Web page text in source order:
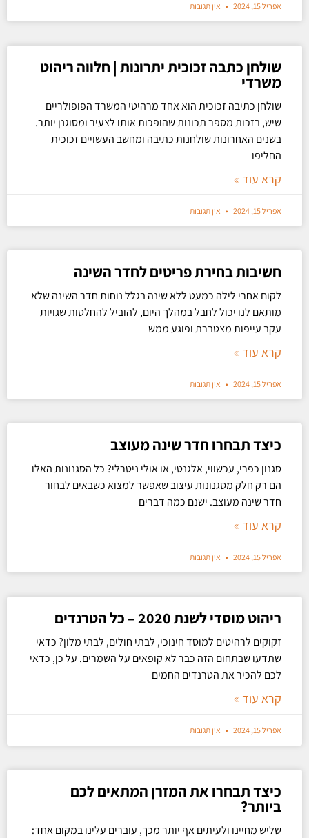
אפריל 15, 2024 אין תגובות
שולחן כתבה זכוכית יתרונות | חלווה ריהוט
משרדי
שולחן כתיבה זכוכית הוא אחד מרהיטי המשרד הפופולריים
שיש, בזכות מספר תכונות שהופכות אותו לצעיר ומסוגנן יותר.
בשנים האחרונות שולחנות כתיבה ומחשב העשויים זכוכית
החליפו
קרא עוד »
אפריל 15, 2024 אין תגובות
חשיבות בחירת פריטים לחדר השינה
לקום אחרי לילה כמעט ללא שינה בגלל נוחות חדר השינה שלא
מותאם לנו יכול לחבל במהלך היום, להוביל להחלטות שגויות
עקב עייפות מצטברת ופוגע ממש
קרא עוד »
אפריל 15, 2024 אין תגובות
כיצד תבחרו חדר שינה מעוצב
סגנון כפרי, עכשווי, אלגנטי, או אולי ניטרלי? כל הסגנונות האלו
הם רק חלק מסגנונות עיצוב שאפשר למצוא כשבאים לבחור
חדר שינה מעוצב. ישנם כמה דברים
קרא עוד »
אפריל 15, 2024 אין תגובות
ריהוט מוסדי לשנת 2020 – כל הטרנדים
זקוקים לרהיטים למוסד חינוכי, לבתי חולים, לבתי מלון? כדאי
שתדעו שבתחום הזה כבר לא קופאים על השמרים. על כן, כדאי
לכם להכיר את הטרנדים החמים
קרא עוד »
אפריל 15, 2024 אין תגובות
כיצד תבחרו את המזרן המתאים לכם
ביותר?
שליש מחיינו ולעיתים אף יותר מכך, עוברים עלינו במקום אחד: